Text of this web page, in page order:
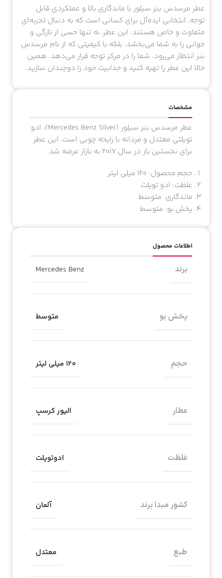
عطر مرسدس بنز سیلور با ماندگاری بالا و عملکردی قابل
توجه، انتخابی ایده‌آل برای کسانی است که به دنبال تجربه‌ای
متفاوت و خاص هستند. این عطر، نه تنها حسی از تازگی و
جوانی را به شما می‌بخشد، بلکه با کیفیتی که از نام مرسدس
بنز انتظار می‌رود، شما را در مرکز توجه قرار می‌دهد. همین
حالا این عطر را تهیه کنید و جذابیت خود را دوچندان سازید.
مشخصات
عطر مرسدس بنز سیلور (Mercedes Benz Silver)، ادو
تویلتی معتدل و مردانه با رایحه چوبی است. این عطر
برای نخستین بار در سال ۲۰۱۷ به بازار عرضه شد.
حجم محصول: ۱۲۰ میلی لیتر
غلظت: ادو تویلت
ماندگاری: متوسط
پخش بو: متوسط
اطلاعات محصول
برند Mercedes Benz
پخش بو متوسط
حجم ۱۲۰ میلی لیتر
عطار الیور کرسپ
غلظت ادوتویلت
کشور مبدا برند آلمان
طبع معتدل